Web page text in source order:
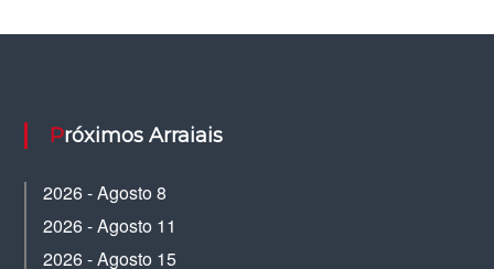
Próximos Arraiais
2026 - Agosto 8
2026 - Agosto 11
2026 - Agosto 15